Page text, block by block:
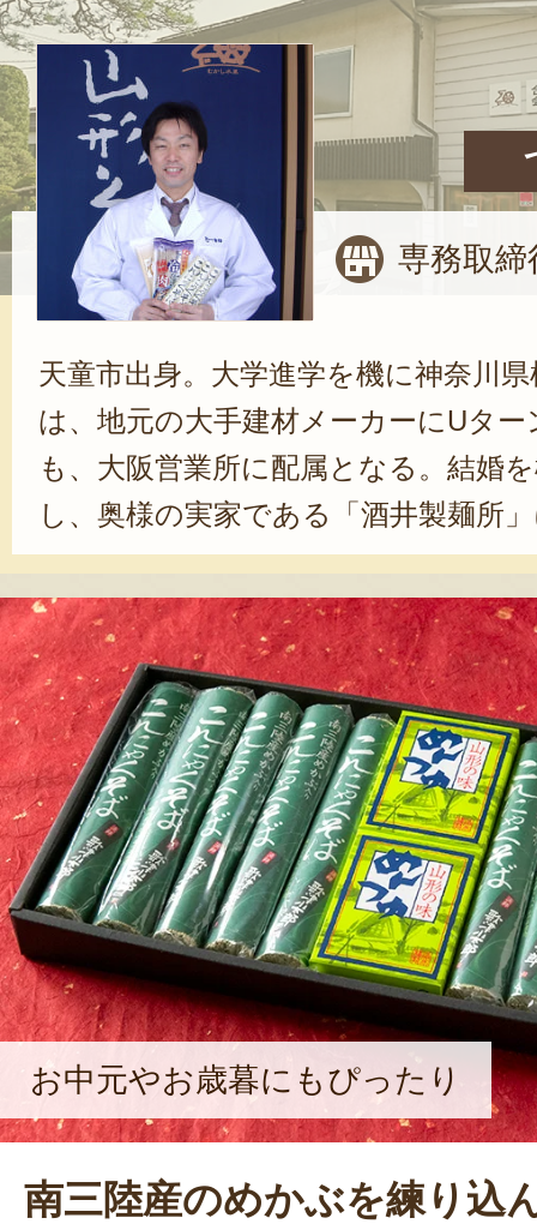
専務取締
天童市出身。大学進学を機に神奈川
は、地元の大手建材メーカーにUタ
も、大阪営業所に配属となる。結婚
し、奥様の実家である「酒井製麺所
一度離れたことで、山形の良さを実
さ、食べ物の美味しさ……、こうし
するような仕事がしたいと思ってい
さん。入社後は、県内のさまざまな
山形ご当地麺シリーズの商品化を提
らーめんスタンプラリー」の企画や
フェステバル」を実行委員として支
をはじめとする食文化の発信にも注
お中元やお歳暮にもぴったり
南三陸産のめかぶを練り込